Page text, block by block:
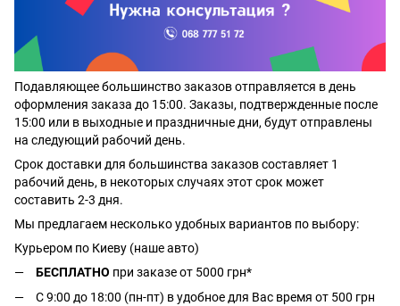
Подавляющее большинство заказов отправляется в день
оформления заказа до 15:00. Заказы, подтвержденные после
15:00 или в выходные и праздничные дни, будут отправлены
на следующий рабочий день.
Срок доставки для большинства заказов составляет 1
рабочий день, в некоторых случаях этот срок может
составить 2-3 дня.
Мы предлагаем несколько удобных вариантов по выбору:
Курьером по Киеву (наше авто)
БЕСПЛАТНО при заказе от 5000 грн*
С 9:00 до 18:00 (пн-пт) в удобное для Вас время от 500 грн